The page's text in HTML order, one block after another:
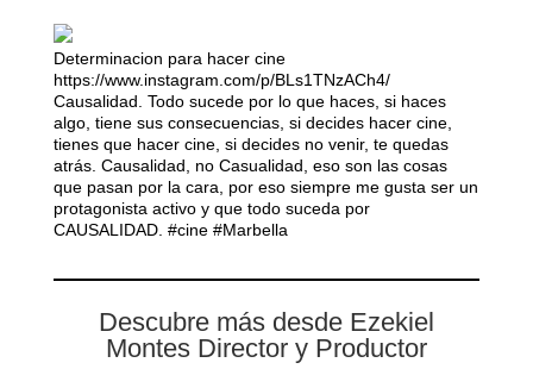
Determinacion para hacer cine
https://www.instagram.com/p/BLs1TNzACh4/
Causalidad. Todo sucede por lo que haces, si haces
algo, tiene sus consecuencias, si decides hacer cine,
tienes que hacer cine, si decides no venir, te quedas
atrás. Causalidad, no Casualidad, eso son las cosas
que pasan por la cara, por eso siempre me gusta ser un
protagonista activo y que todo suceda por
CAUSALIDAD. #cine #Marbella
Descubre más desde Ezekiel
Montes Director y Productor